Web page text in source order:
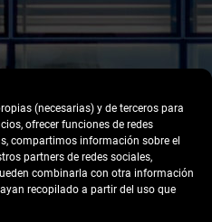
(necesarias) y de terceros para
ofrecer funciones de redes
compartimos información sobre el
partners de redes sociales,
combinarla con otra información
recopilado a partir del uso que
Copyright © 2026 Kernel